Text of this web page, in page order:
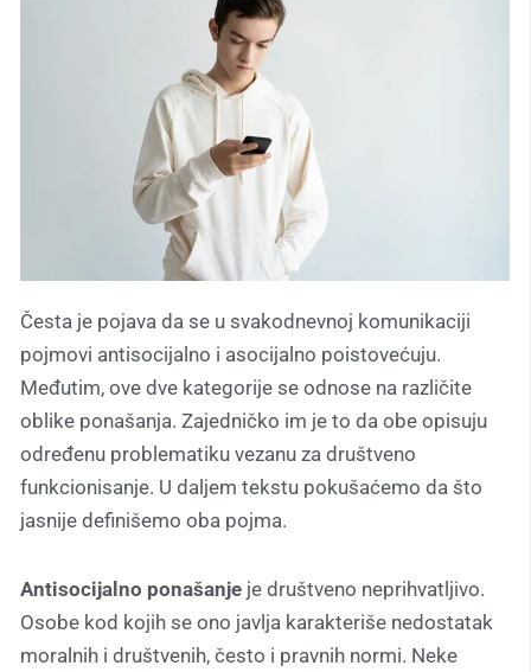
Česta je pojava da se u svakodnevnoj komunikaciji
pojmovi antisocijalno i asocijalno poistovećuju.
Međutim, ove dve kategorije se odnose na različite
oblike ponašanja. Zajedničko im je to da obe opisuju
određenu problematiku vezanu za društveno
funkcionisanje. U daljem tekstu pokušaćemo da što
jasnije definišemo oba pojma.
Antisocijalno ponašanje je društveno neprihvatljivo.
Osobe kod kojih se ono javlja karakteriše nedostatak
moralnih i društvenih, često i pravnih normi. Neke